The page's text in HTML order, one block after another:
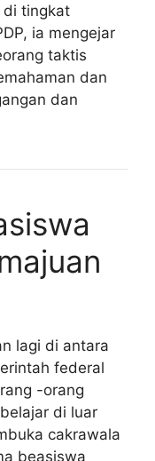
di tingkat
ia mengejar
taktis
dan
dan
lagi di antara
federal
-orang
di luar
cakrawala
beasiswa